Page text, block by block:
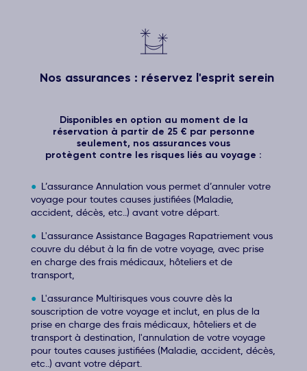
Nos assurances : réservez l'esprit serein
Disponibles en option au moment de la
réservation à partir de 25 € par personne
seulement, nos assurances vous
protègent contre les risques liés au voyage :
L’assurance Annulation vous permet d’annuler votre
voyage pour toutes causes justifiées (Maladie,
accident, décès, etc..) avant votre départ.
L'assurance Assistance Bagages Rapatriement vous
couvre du début à la fin de votre voyage, avec prise
en charge des frais médicaux, hôteliers et de
transport,
L'assurance Multirisques vous couvre dès la
souscription de votre voyage et inclut, en plus de la
prise en charge des frais médicaux, hôteliers et de
transport à destination, l'annulation de votre voyage
pour toutes causes justifiées (Maladie, accident, décès,
etc..) avant votre départ.